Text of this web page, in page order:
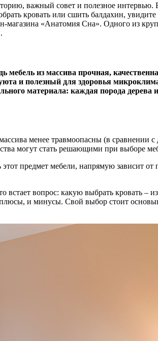
важный совет и полезное интервью.
кровать или сшить балдахин,
магазина «Анатомия Сна». Одного из
мебель из массива прочная,
и полезный для здоровья
материала: каждая порода дерева
менее травмоопасны (в сравнении
могут стать решающими при выборе
предмет мебели, напрямую зависит от
встает вопрос: какую выбрать кровать –
и минусы. Свой выбор стоит